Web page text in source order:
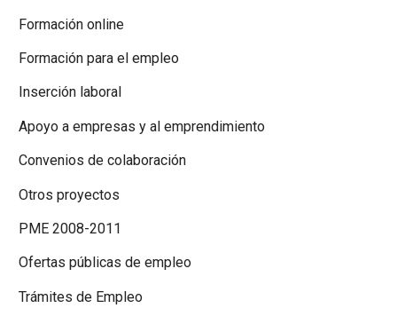
Formación online
Formación para el empleo
Inserción laboral
Apoyo a empresas y al emprendimiento
Convenios de colaboración
Otros proyectos
PME 2008-2011
Ofertas públicas de empleo
Trámites de Empleo